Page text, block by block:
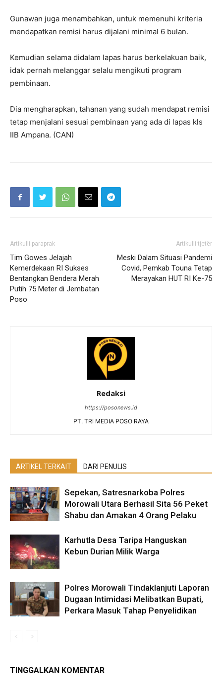
Gunawan juga menambahkan, untuk memenuhi kriteria
mendapatkan remisi harus dijalani minimal 6 bulan.
Kemudian selama didalam lapas harus berkelakuan baik,
idak pernah melanggar selalu mengikuti program
pembinaan.
Dia mengharapkan, tahanan yang sudah mendapat remisi
tetap menjalani sesuai pembinaan yang ada di lapas kls
IIB Ampana. (CAN)
Artikulli paraprak
Tim Gowes Jelajah
Kemerdekaan RI Sukses
Bentangkan Bendera Merah
Putih 75 Meter di Jembatan
Poso
Artikulli tjetër
Meski Dalam Situasi Pandemi
Covid, Pemkab Touna Tetap
Merayakan HUT RI Ke-75
Redaksi
https://posonews.id
PT. TRI MEDIA POSO RAYA
ARTIKEL TERKAIT DARI PENULIS
Sepekan, Satresnarkoba Polres
Morowali Utara Berhasil Sita 56 Peket
Shabu dan Amakan 4 Orang Pelaku
Karhutla Desa Taripa Hanguskan
Kebun Durian Milik Warga
Polres Morowali Tindaklanjuti Laporan
Dugaan Intimidasi Melibatkan Bupati,
Perkara Masuk Tahap Penyelidikan
TINGGALKAN KOMENTAR